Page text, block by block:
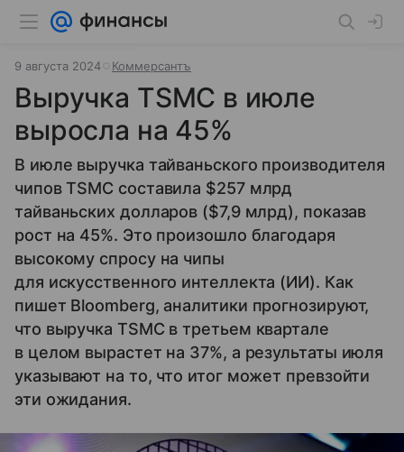
9 августа 2024 Коммерсантъ
Выручка TSMC в июле
выросла на 45%
В июле выручка тайваньского производителя
чипов TSMC составила $257 млрд
тайваньских долларов ($7,9 млрд), показав
рост на 45%. Это произошло благодаря
высокому спросу на чипы
для искусственного интеллекта (ИИ). Как
пишет Bloomberg, аналитики прогнозируют,
что выручка TSMC в третьем квартале
в целом вырастет на 37%, а результаты июля
указывают на то, что итог может превзойти
эти ожидания.